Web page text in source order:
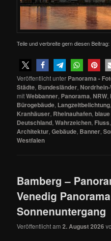
Teile und verbreite gern diesen Beitrag:
Veröffentlicht unter Panorama -
Städte, Bundesländer,
mitWebbanner, Panorama, NRW,
Bürogebäude, Langzeitbelichtung
Kranhäuser, Rheinauhafen,
Deutschland,Wahrzeichen, Fluss,
Architektur,Gebäude, Banner,
Westfalen
Bamberg –
Venedig
Sonnenuntergang
Veröffentlicht am2. August 2026